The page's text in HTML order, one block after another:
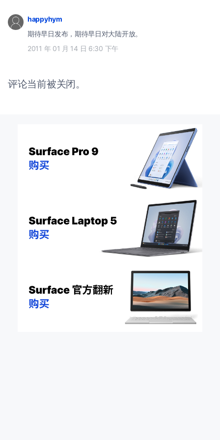
happyhym
期待早日发布，期待早日对大陆开放。
2011 年 01 月 14 日 6:30 下午
评论当前被关闭。